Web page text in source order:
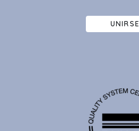
UNIRSE